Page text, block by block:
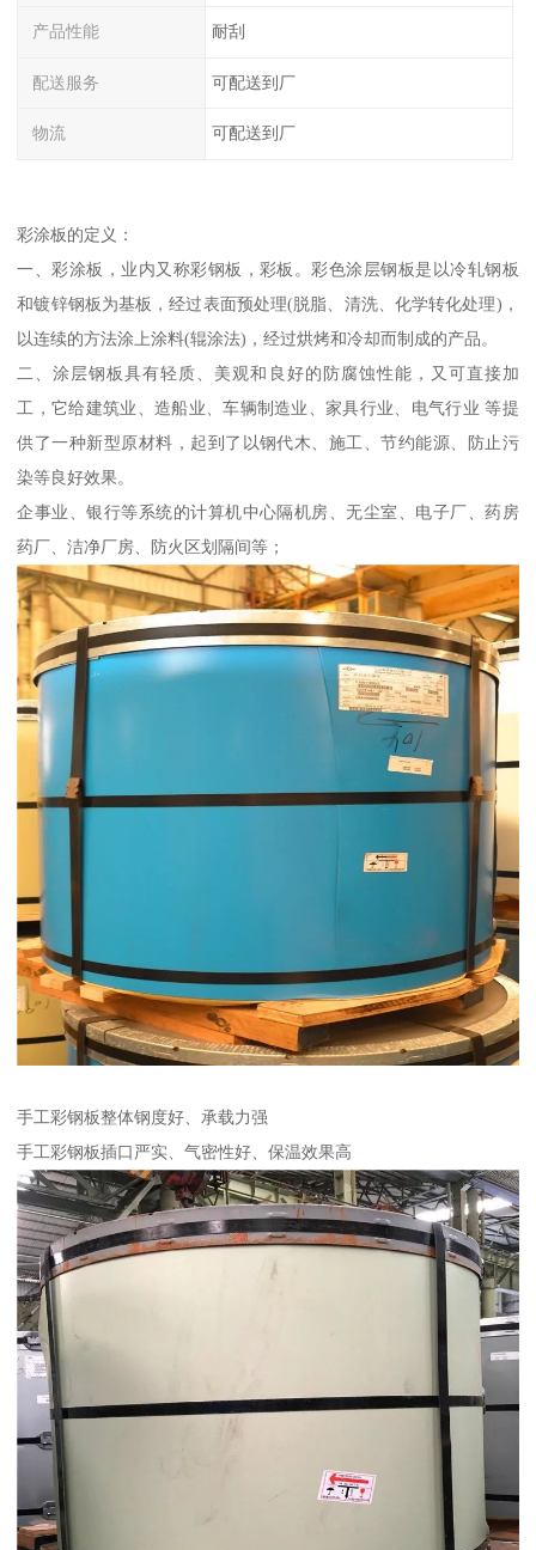
产品性能 耐刮
配送服务 可配送到厂
物流 可配送到厂
彩涂板的定义：
一、彩涂板，业内又称彩钢板，彩板。彩色涂层钢板是以冷轧钢板
和镀锌钢板为基板，经过表面预处理(脱脂、清洗、化学转化处理)，
以连续的方法涂上涂料(辊涂法)，经过烘烤和冷却而制成的产品。
二、涂层钢板具有轻质、美观和良好的防腐蚀性能，又可直接加
工，它给建筑业、造船业、车辆制造业、家具行业、电气行业 等提
供了一种新型原材料，起到了以钢代木、施工、节约能源、防止污
染等良好效果。
企事业、银行等系统的计算机中心隔机房、无尘室、电子厂、药房
药厂、洁净厂房、防火区划隔间等；
手工彩钢板整体钢度好、承载力强
手工彩钢板插口严实、气密性好、保温效果高